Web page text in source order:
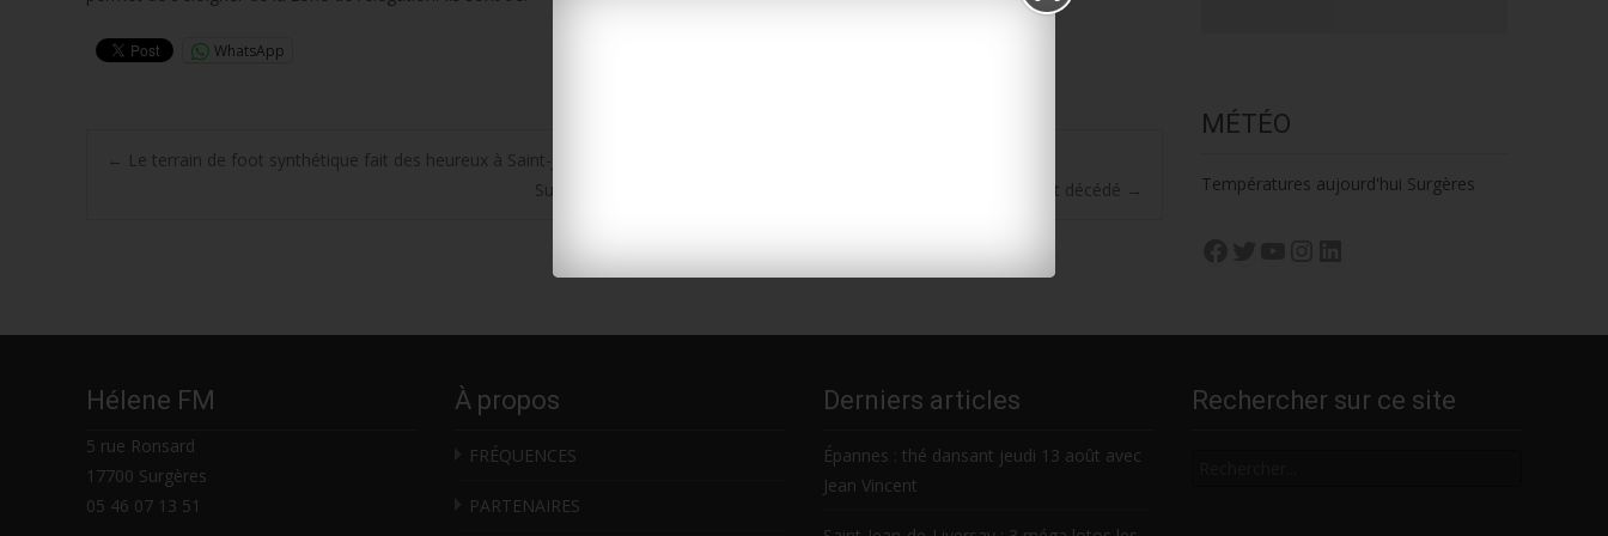
WhatsApp
Post
← Le terrain de foot synthétique fait des heureux à Saint-Jean-d’Angély
Surgères : l’ancien président du Comité des fêtes Michel Godeau est décédé →
MÉTÉO
Températures aujourd'hui Surgères
Hélene FM
5 rue Ronsard
17700 Surgères
05 46 07 13 51
À propos
FRÉQUENCES
PARTENAIRES
Derniers articles
Épannes : thé dansant jeudi 13 août avec
Jean Vincent
Rechercher sur ce site